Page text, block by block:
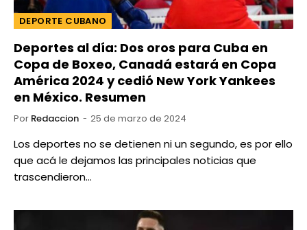
DEPORTE CUBANO
Deportes al día: Dos oros para Cuba en
Copa de Boxeo, Canadá estará en Copa
América 2024 y cedió New York Yankees
en México. Resumen
Por Redaccion 25 de marzo de 2024
Los deportes no se detienen ni un segundo, es por ello
que acá le dejamos las principales noticias que
trascendieron…